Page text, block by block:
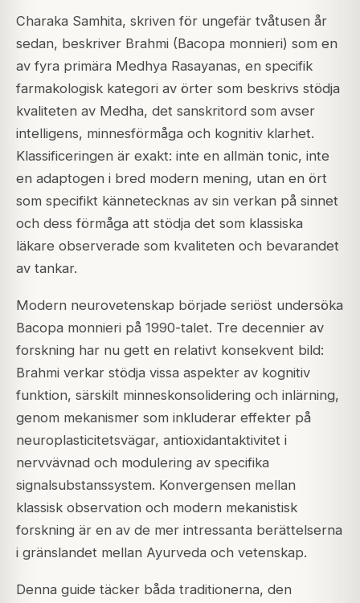
Charaka Samhita, skriven för ungefär tvåtusen år
sedan, beskriver Brahmi (Bacopa monnieri) som en
av fyra primära Medhya Rasayanas, en specifik
farmakologisk kategori av örter som beskrivs stödja
kvaliteten av Medha, det sanskritord som avser
intelligens, minnesförmåga och kognitiv klarhet.
Klassificeringen är exakt: inte en allmän tonic, inte
en adaptogen i bred modern mening, utan en ört
som specifikt kännetecknas av sin verkan på sinnet
och dess förmåga att stödja det som klassiska
läkare observerade som kvaliteten och bevarandet
av tankar.
Modern neurovetenskap började seriöst undersöka
Bacopa monnieri på 1990-talet. Tre decennier av
forskning har nu gett en relativt konsekvent bild:
Brahmi verkar stödja vissa aspekter av kognitiv
funktion, särskilt minneskonsolidering och inlärning,
genom mekanismer som inkluderar effekter på
neuroplasticitetsvägar, antioxidantaktivitet i
nervvävnad och modulering av specifika
signalsubstanssystem. Konvergensen mellan
klassisk observation och modern mekanistisk
forskning är en av de mer intressanta berättelserna
i gränslandet mellan Ayurveda och vetenskap.
Denna guide täcker båda traditionerna, den